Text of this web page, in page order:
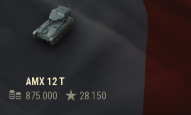
AMX 12 T
875.000
28.150